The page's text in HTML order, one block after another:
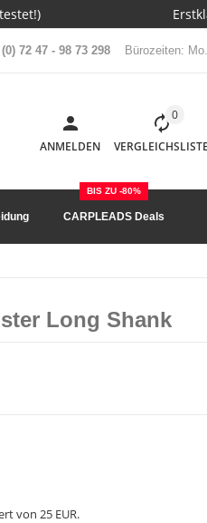
72 47 - 98 73 298 Bürozeiten:
ANMELDEN
0
VERGLEICHSLISTE
CARPLEADS Deals
BIS ZU -80%
Long Shank
von 25 EUR.